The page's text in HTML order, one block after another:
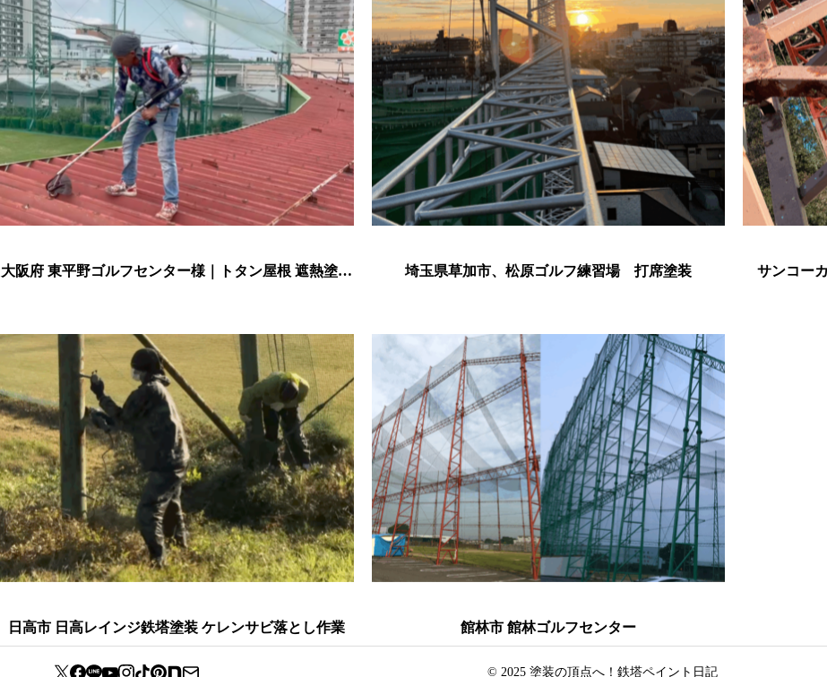
大阪府 東平野ゴルフセンター様｜トタン屋根 遮熱塗装 埼玉県草加市、松原ゴルフ練習場 打席塗装
日高市 日高レインジ鉄塔塗装 ケレンサビ落とし作業 館林市 館林ゴルフセンター
© 2025 塗装の頂点へ！鉄塔ペイント日記